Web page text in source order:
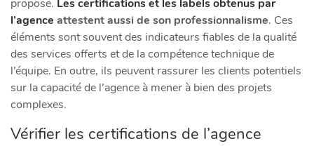
propose. Les certifications et les labels obtenus par
l’agence attestent aussi de son professionnalisme. Ces
éléments sont souvent des indicateurs fiables de la qualité
des services offerts et de la compétence technique de
l’équipe. En outre, ils peuvent rassurer les clients potentiels
sur la capacité de l’agence à mener à bien des projets
complexes.
Vérifier les certifications de l’agence